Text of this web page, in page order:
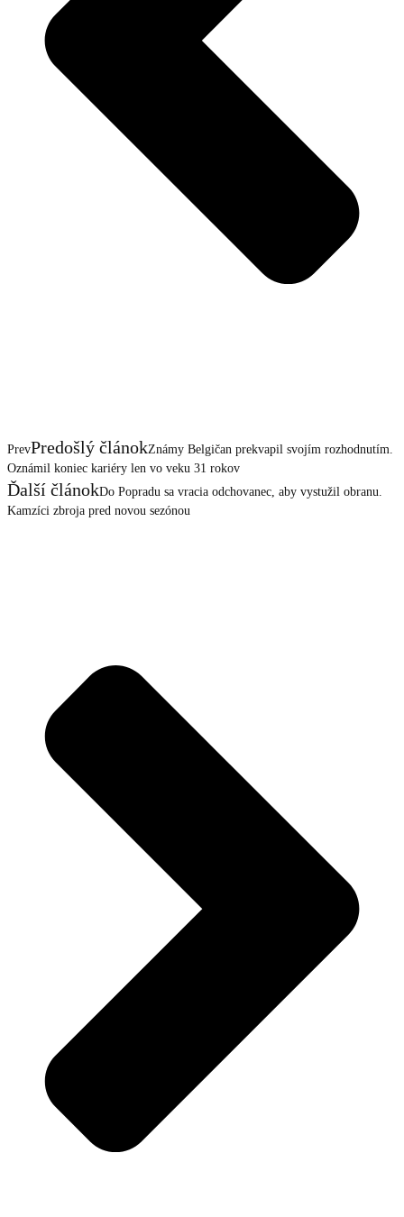
PrevPredošlý článokZnámy Belgičan prekvapil svojím rozhodnutím.
Oznámil koniec kariéry len vo veku 31 rokov
Ďalší článokDo Popradu sa vracia odchovanec, aby vystužil obranu.
Kamzíci zbroja pred novou sezónou